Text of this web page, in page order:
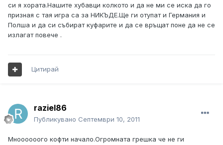
си я хората.Нашите хубавци колкото и да не ми се иска да го
призная с тая игра са за НИКЪДЕ.Ще ги отупат и Германия и
Полша и да си събират куфарите и да се връщат поне да не се
излагат повече .
Цитирай
raziel86
Публикувано Септември 10, 2011
Мноооооого кофти начало.Огромната грешка че не ги